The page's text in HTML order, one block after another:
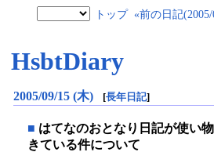
トップ «前の日記
HsbtDiary
2005/09/15 (木) [長年日記]
■ はてなのおとなり日記が使い
きている件について